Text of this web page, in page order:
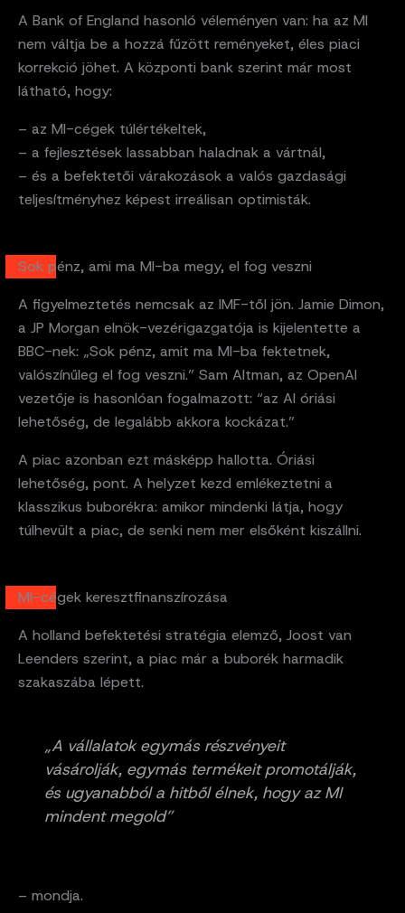
A Bank of England hasonló véleményen van: ha az MI
nem váltja be a hozzá fűzött reményeket, éles piaci
korrekció jöhet. A központi bank szerint már most
látható, hogy:
– az MI-cégek túlértékeltek,
– a fejlesztések lassabban haladnak a vártnál,
– és a befektetői várakozások a valós gazdasági
teljesítményhez képest irreálisan optimisták.
Sok pénz, ami ma MI-ba megy, el fog veszni
A figyelmeztetés nemcsak az IMF-től jön. Jamie Dimon,
a JP Morgan elnök-vezérigazgatója is kijelentette a
BBC-nek: „Sok pénz, amit ma MI-ba fektetnek,
valószínűleg el fog veszni.” Sam Altman, az OpenAI
vezetője is hasonlóan fogalmazott: “az AI óriási
lehetőség, de legalább akkora kockázat.”
A piac azonban ezt másképp hallotta. Óriási
lehetőség, pont. A helyzet kezd emlékeztetni a
klasszikus buborékra: amikor mindenki látja, hogy
túlhevült a piac, de senki nem mer elsőként kiszállni.
MI-cégek keresztfinanszírozása
A holland befektetési stratégia elemző, Joost van
Leenders szerint, a piac már a buborék harmadik
szakaszába lépett.
„A vállalatok egymás részvényeit
vásárolják, egymás termékeit promotálják,
és ugyanabból a hitből élnek, hogy az MI
mindent megold”
– mondja.